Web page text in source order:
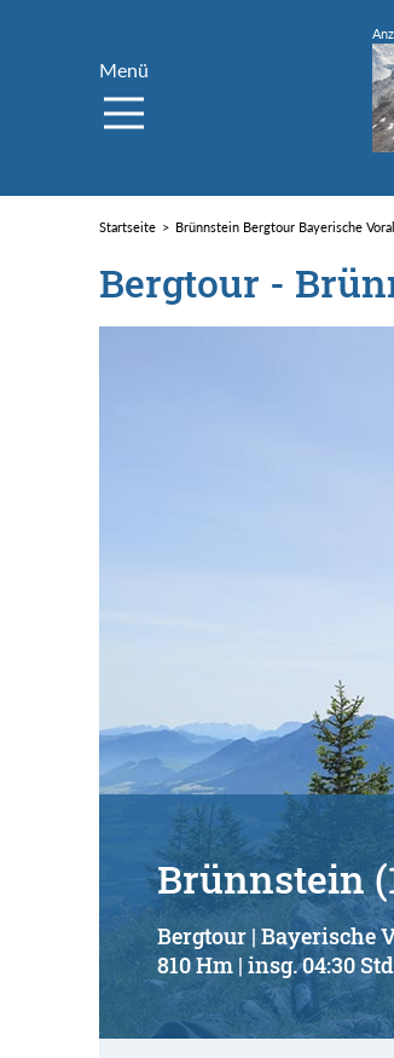
Menü
Startseite Brünnstein Bergtour Bayerische
Bergtour -
Brünnstein
Bergtour | Bayerische
810 Hm | insg. 04:30